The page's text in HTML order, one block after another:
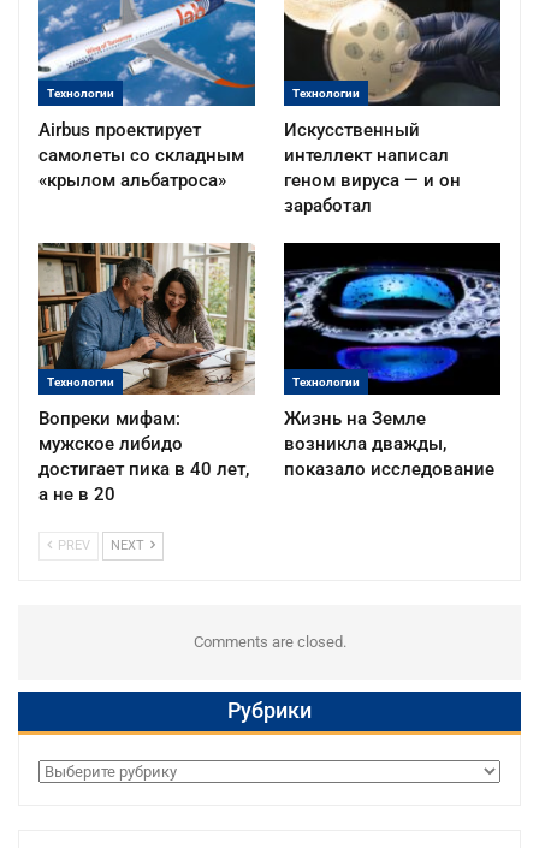
Технологии
Airbus проектирует
самолеты со складным
«крылом альбатроса»
Технологии
Искусственный
интеллект написал
геном вируса — и он
заработал
Технологии
Вопреки мифам:
мужское либидо
достигает пика в 40 лет,
а не в 20
Технологии
Жизнь на Земле
возникла дважды,
показало исследование
PREV NEXT
Comments are closed.
Рубрики
Рубрики